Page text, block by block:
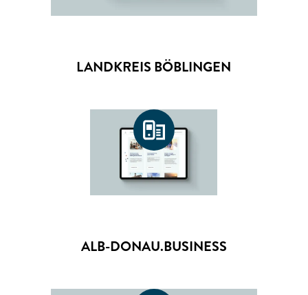
LANDKREIS BÖBLINGEN
ALB-DONAU.BUSINESS